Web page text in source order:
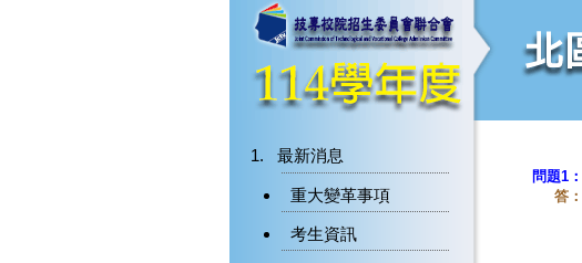
最新消息
重大變革事項
考生資訊
問題1：
答：